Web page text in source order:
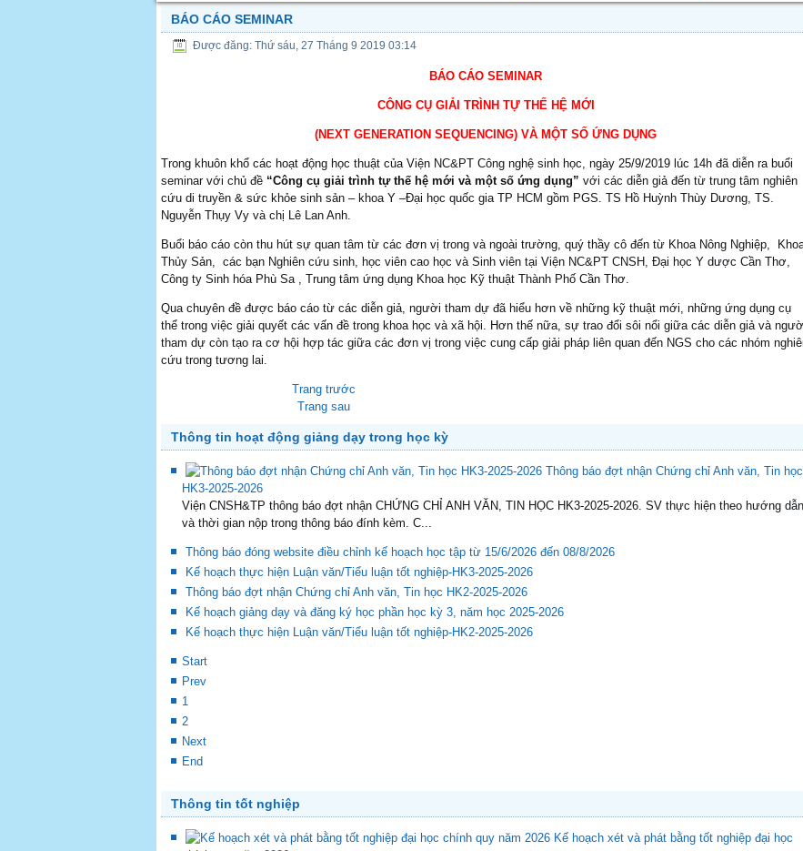
Được đăng: Thứ sáu, 27 Tháng 9 2019 03:14
BÁO CÁO SEMINAR
CÔNG CỤ GIẢI TRÌNH TỰ THẾ HỆ MỚI
(NEXT GENERATION SEQUENCING) VÀ MỘT SỐ ỨNG DỤNG
Trong khuôn khổ các hoạt động học thuật của Viện NC&PT Công nghệ sinh học, ngày 25/9/2019 lúc 14h đã diễn ra buổi
seminar với chủ đề“Công cụ giải trình tự thế hệ mới và một số ứng dụng”với các diễn giả đến từ trung tâm nghiên
cứu di truyền & sức khỏe sinh sản – khoa Y –Đại học quốc gia TP HCM gồm PGS. TS Hồ Huỳnh Thùy Dương, TS.
Nguyễn Thụy Vy và chị Lê Lan Anh.
Buổi báo cáo còn thu hút sự quan tâm từ các đơn vị trong và ngoài trường, quý thầy cô đến từ Khoa Nông Nghiệp, Khoa
Thủy Sản, các bạn Nghiên cứu sinh, học viên cao học và Sinh viên tại Viện NC&PT CNSH, Đại học Y dược Cần Thơ,
Công ty Sinh hóa Phù Sa , Trung tâm ứng dụng Khoa học Kỹ thuật Thành Phố Cần Thơ.
Qua chuyên đề được báo cáo từ các diễn giả, người tham dự đã hiểu hơn về những kỹ thuật mới, những ứng dụng cụ
thể trong việc giải quyết các vấn đề trong khoa học và xã hội. Hơn thế nữa, sự trao đổi sôi nổi giữa các diễn giả và người
tham dự còn tạo ra cơ hội hợp tác giữa các đơn vị trong việc cung cấp giải pháp liên quan đến NGS cho các nhóm nghiên
Trang trước
Trang sau
Thông tin hoạt động giảng dạy trong học kỳ
HK3-2025-2026
Viện CNSH&TP thông báo đợt nhận CHỨNG CHỈ ANH VĂN, TIN HỌC HK3-2025-2026. SV thực hiện theo hướng dẫn
và thời gian nộp trong thông báo đính kèm. C...
Thông báo đóng website điều chỉnh kế hoạch học tập từ 15/6/2026 đến 08/8/2026
Kế hoạch thực hiện Luận văn/Tiểu luận tốt nghiệp-HK3-2025-2026
Thông báo đợt nhận Chứng chỉ Anh văn, Tin học HK2-2025-2026
Kế hoạch giảng dạy và đăng ký học phần học kỳ 3, năm học 2025-2026
Kế hoạch thực hiện Luận văn/Tiểu luận tốt nghiệp-HK2-2025-2026
Start
Prev
1
Next